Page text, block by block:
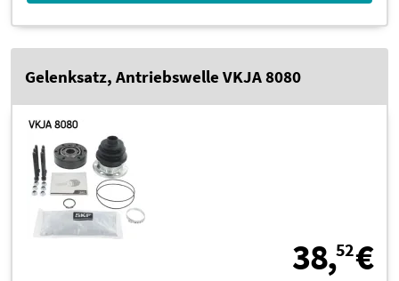
Gelenksatz, Antriebswelle VKJA 8080
38,52€